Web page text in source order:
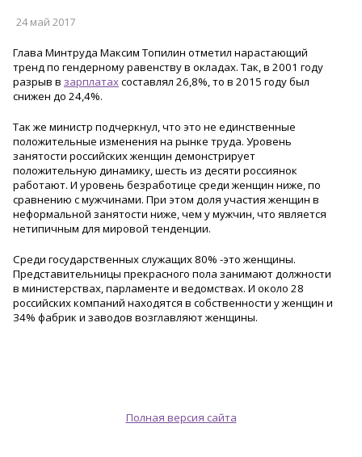
24 май 2017
Глава Минтруда Максим Топилин отметил нарастающий
тренд по гендерному равенству в окладах. Так, в 2001 году
разрыв в зарплатахсоставлял 26,8%, то в 2015 году был
снижен до 24,4%.
Так же министр подчеркнул, что это не единственные
положительные изменения на рынке труда. Уровень
занятости российских женщин демонстрирует
положительную динамику, шесть из десяти россиянок
работают. И уровень безработице среди женщин ниже, по
сравнению с мужчинами. При этом доля участия женщин в
неформальной занятости ниже, чем у мужчин, что является
нетипичным для мировой тенденции.
Среди государственных служащих 80% -это женщины.
Представительницы прекрасного пола занимают должности
в министерствах, парламенте и ведомствах. И около 28
российских компаний находятся в собственности у женщин и
34% фабрик и заводов возглавляют женщины.
Полная версия сайта